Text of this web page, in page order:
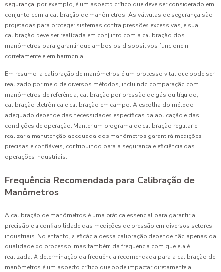
segurança, por exemplo, é um aspecto crítico que deve ser considerado em
conjunto com a calibração de manômetros. As válvulas de segurança são
projetadas para proteger sistemas contra pressões excessivas, e sua
calibração deve ser realizada em conjunto com a calibração dos
manômetros para garantir que ambos os dispositivos funcionem
corretamente e em harmonia.
Em resumo, a calibração de manômetros é um processo vital que pode ser
realizado por meio de diversos métodos, incluindo comparação com
manômetros de referência, calibração por pressão de gás ou líquido,
calibração eletrônica e calibração em campo. A escolha do método
adequado depende das necessidades específicas da aplicação e das
condições de operação. Manter um programa de calibração regular e
realizar a manutenção adequada dos manômetros garantirá medições
precisas e confiáveis, contribuindo para a segurança e eficiência das
operações industriais.
Frequência Recomendada para Calibração de
Manômetros
A calibração de manômetros é uma prática essencial para garantir a
precisão e a confiabilidade das medições de pressão em diversos setores
industriais. No entanto, a eficácia dessa calibração depende não apenas da
qualidade do processo, mas também da frequência com que ela é
realizada. A determinação da frequência recomendada para a calibração de
manômetros é um aspecto crítico que pode impactar diretamente a